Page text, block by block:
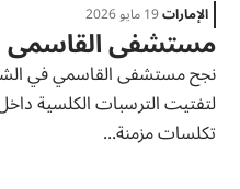
الإمارات19 مايو 2026
مستشفى القاسمي
نجح مستشفى القاسمي في
لتفتيت الترسبات الكلسية
تكلسات مزمنة...